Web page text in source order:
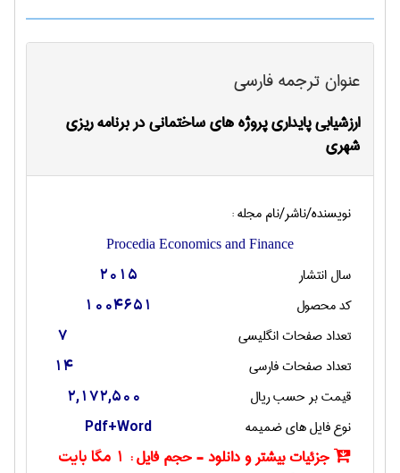
عنوان ترجمه فارسی
ارزشیابی پایداری پروژه های ساختمانی در برنامه ریزی
شهری
نویسنده/ناشر/نام مجله :
Procedia Economics and Finance
سال انتشار 2015
کد محصول 1004651
تعداد صفحات انگليسی 7
تعداد صفحات فارسی 14
قیمت بر حسب ریال 2,172,500
نوع فایل های ضمیمه Pdf+Word
جزئیات بیشتر و دانلود - حجم فایل : 1 مگا بایت